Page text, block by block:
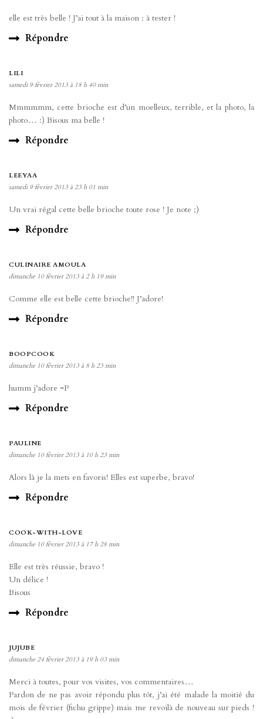
elle est très belle ! J’ai tout à la maison : à tester !
Répondre
LILI
samedi 9 février 2013 à 18 h 40 min
Mmmmmm, cette brioche est d’un moelleux, terrible, et la photo, la
photo… :) Bisous ma belle !
Répondre
LEEYAA
samedi 9 février 2013 à 23 h 01 min
Un vrai régal cette belle brioche toute rose ! Je note ;)
Répondre
CULINAIRE AMOULA
dimanche 10 février 2013 à 2 h 19 min
Comme elle est belle cette brioche!! J’adore!
Répondre
BOOPCOOK
dimanche 10 février 2013 à 8 h 23 min
humm j’adore =P
Répondre
PAULINE
dimanche 10 février 2013 à 10 h 23 min
Alors là je la mets en favoris! Elles est superbe, bravo!
Répondre
COOK-WITH-LOVE
dimanche 10 février 2013 à 17 h 28 min
Elle est très réussie, bravo !
Un délice !
Bisous
Répondre
JUJUBE
dimanche 24 février 2013 à 19 h 03 min
Merci à toutes, pour vos visites, vos commentaires…
Pardon de ne pas avoir répondu plus tôt, j’ai été malade la moitié du
mois de février (fichu grippe) mais me revoilà de nouveau sur pieds !